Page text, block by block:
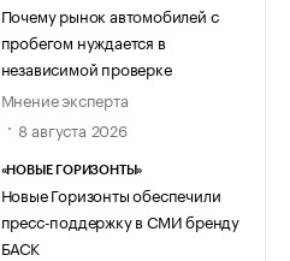
Почему рынок автомобилей с
пробегом нуждается в
независимой проверке
Мнение эксперта
8 августа 2026
«НОВЫЕ ГОРИЗОНТЫ»
Новые Горизонты обеспечили
пресс-поддержку в СМИ бренду
БАСК